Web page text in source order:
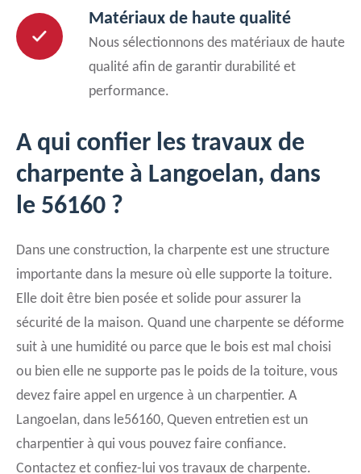
Matériaux de haute qualité
Nous sélectionnons des matériaux de haute
qualité afin de garantir durabilité et
performance.
A qui confier les travaux de
charpente à Langoelan, dans
le 56160 ?
Dans une construction, la charpente est une structure
importante dans la mesure où elle supporte la toiture.
Elle doit être bien posée et solide pour assurer la
sécurité de la maison. Quand une charpente se déforme
suit à une humidité ou parce que le bois est mal choisi
ou bien elle ne supporte pas le poids de la toiture, vous
devez faire appel en urgence à un charpentier. A
Langoelan, dans le56160, Queven entretien est un
charpentier à qui vous pouvez faire confiance.
Contactez et confiez-lui vos travaux de charpente.